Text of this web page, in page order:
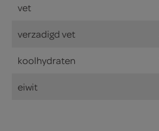
vet
verzadigd vet
koolhydraten
eiwit